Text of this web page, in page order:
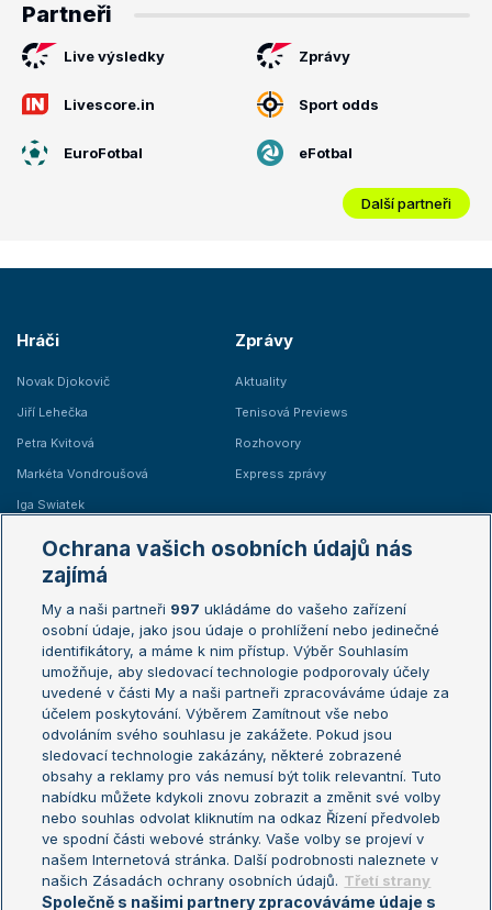
Partneři
Live výsledky Zprávy
Livescore.in Sport odds
EuroFotbal eFotbal
Další partneři
Hráči
Novak Djokovič
Jiří Lehečka
Petra Kvitová
Markéta Vondroušová
Iga Swiatek
Zprávy
Aktuality
Tenisová Previews
Rozhovory
Express zprávy
Žebříčky
Žebříček ATP (muži)
Žebříček WTA (ženy)
Sázkařský žebříček
Australian Open
French Open
Wimbledon
US Open
Turnaj mistrů
Turnaj mistryň
Aktualní trendy
Fotbalové přestupy
Livesport Daily
LS Prague Open
Ochrana vašich osobních údajů nás
zajímá
My a naši partneři 997 ukládáme do vašeho zařízení
osobní údaje, jako jsou údaje o prohlížení nebo jedinečné
identifikátory, a máme k nim přístup. Výběr Souhlasím
umožňuje, aby sledovací technologie podporovaly účely
uvedené v části My a naši partneři zpracováváme údaje za
účelem poskytování. Výběrem Zamítnout vše nebo
odvoláním svého souhlasu je zakážete. Pokud jsou
sledovací technologie zakázány, některé zobrazené
obsahy a reklamy pro vás nemusí být tolik relevantní. Tuto
nabídku můžete kdykoli znovu zobrazit a změnit své volby
nebo souhlas odvolat kliknutím na odkaz Řízení předvoleb
ve spodní části webové stránky. Vaše volby se projeví v
našem Internetová stránka. Další podrobnosti naleznete v
našich Zásadách ochrany osobních údajů. Třetí strany
Společně s našimi partnery zpracováváme údaje s